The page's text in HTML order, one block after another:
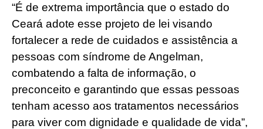
“É de extrema importância que o estado do
Ceará adote esse projeto de lei visando
fortalecer a rede de cuidados e assistência a
pessoas com síndrome de Angelman,
combatendo a falta de informação, o
preconceito e garantindo que essas pessoas
tenham acesso aos tratamentos necessários
para viver com dignidade e qualidade de vida”,